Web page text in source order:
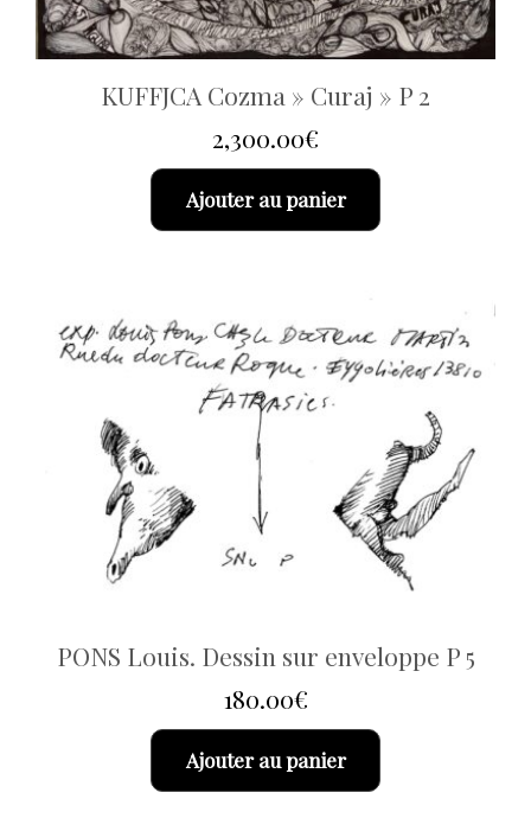
KUFFJCA Cozma » Curaj » P 2
2,300.00€
Ajouter au panier
PONS Louis. Dessin sur enveloppe P 5
180.00€
Ajouter au panier